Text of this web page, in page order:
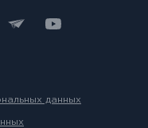
данных